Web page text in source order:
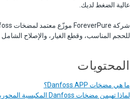
عالية الضغط لديك.
للحجم المناسب، وقطع الغيار، والإصلاح الشامل
المحتويات
ما هي مضخات Danfoss APP؟
لماذا تهيمن مضخات Danfoss المكبسية المحورية على سوق SWRO